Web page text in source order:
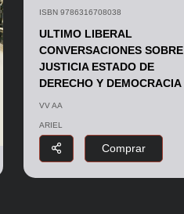
ISBN 9786316708038
ULTIMO LIBERAL
CONVERSACIONES SOBRE
JUSTICIA ESTADO DE
DERECHO Y DEMOCRACIA
VV AA
ARIEL
Comprar